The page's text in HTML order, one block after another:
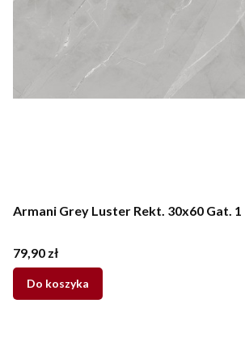
Armani Grey Luster Rekt. 30x60 Gat. 1
Cena
79,90 zł
Do koszyka